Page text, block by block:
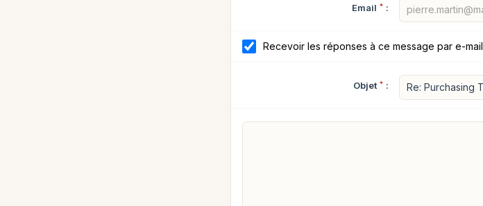
Email * :
Recevoir les réponses à ce message par e-mail
Objet * :